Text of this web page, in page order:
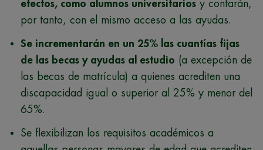
efectos, como alumnos universitarios y contarán,
por tanto, con el mismo acceso a las ayudas.
Se incrementarán en un 25% las cuantías fijas
de las becas y ayudas al estudio (a excepción de
las becas de matrícula) a quienes acrediten una
discapacidad igual o superior al 25% y menor del
65%.
Se flexibilizan los requisitos académicos a